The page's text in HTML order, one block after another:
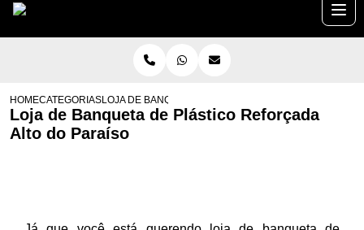
HOMECATEGORIASLOJA DE BANQUETA DE PLÁSTICO REFORÇADA ALTO
Loja de Banqueta de Plástico Reforçada
Alto do Paraíso